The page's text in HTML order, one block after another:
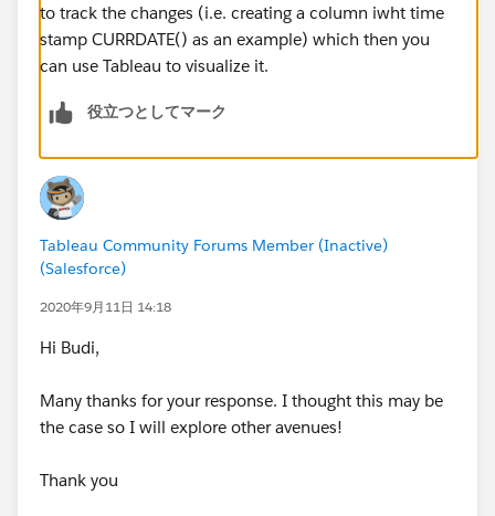
to track the changes (i.e. creating a column iwht time
stamp CURRDATE() as an example) which then you
can use Tableau to visualize it.
役立つとしてマーク
Tableau Community Forums Member (Inactive)
(Salesforce)
2020年9月11日 14:18
​Hi Budi,
Many thanks for your response. I thought this may be
the case so I will explore other avenues!
Thank you